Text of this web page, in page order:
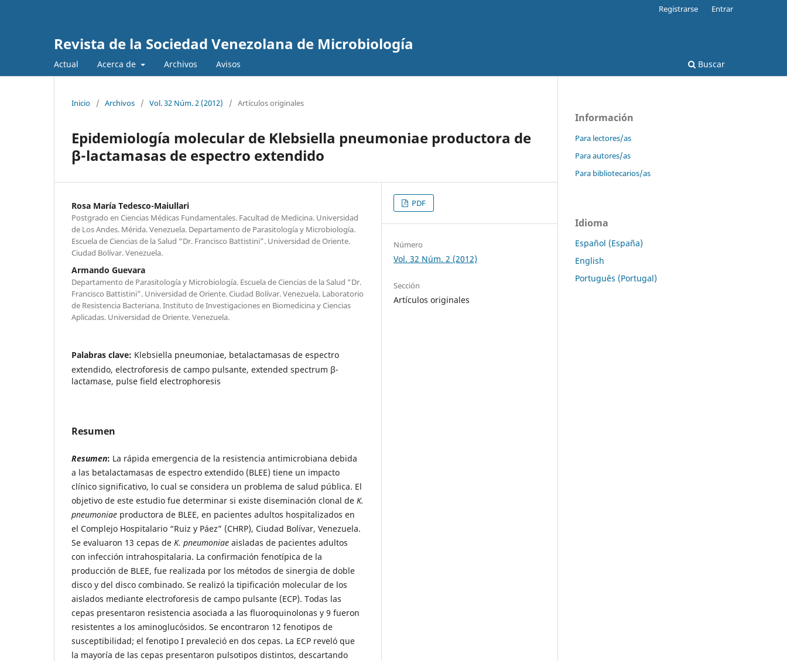
Revista de la Sociedad Venezolana de Microbiología
Actual Acerca de Archivos Avisos Buscar
Registrarse Entrar
Inicio / Archivos / Vol. 32 Núm. 2 (2012) / Artículos originales
Epidemiología molecular de Klebsiella pneumoniae productora de
β-lactamasas de espectro extendido
Rosa María Tedesco-Maiullari
Postgrado en Ciencias Médicas Fundamentales. Facultad de Medicina. Universidad
de Los Andes. Mérida. Venezuela. Departamento de Parasitología y Microbiología.
Escuela de Ciencias de la Salud “Dr. Francisco Battistini”. Universidad de Oriente.
Ciudad Bolívar. Venezuela.
Armando Guevara
Departamento de Parasitología y Microbiología. Escuela de Ciencias de la Salud “Dr.
Francisco Battistini”. Universidad de Oriente. Ciudad Bolívar. Venezuela. Laboratorio
de Resistencia Bacteriana. Instituto de Investigaciones en Biomedicina y Ciencias
Aplicadas. Universidad de Oriente. Venezuela.
Palabras clave: Klebsiella pneumoniae, betalactamasas de espectro
extendido, electroforesis de campo pulsante, extended spectrum β-
lactamase, pulse field electrophoresis
Resumen
Resumen: La rápida emergencia de la resistencia antimicrobiana debida
a las betalactamasas de espectro extendido (BLEE) tiene un impacto
clínico significativo, lo cual se considera un problema de salud pública. El
objetivo de este estudio fue determinar si existe diseminación clonal de K.
pneumoniae productora de BLEE, en pacientes adultos hospitalizados en
el Complejo Hospitalario “Ruiz y Páez” (CHRP), Ciudad Bolívar, Venezuela.
Se evaluaron 13 cepas de K. pneumoniae aisladas de pacientes adultos
con infección intrahospitalaria. La confirmación fenotípica de la
producción de BLEE, fue realizada por los métodos de sinergia de doble
disco y del disco combinado. Se realizó la tipificación molecular de los
aislados mediante electroforesis de campo pulsante (ECP). Todas las
cepas presentaron resistencia asociada a las fluoroquinolonas y 9 fueron
resistentes a los aminoglucósidos. Se encontraron 12 fenotipos de
susceptibilidad; el fenotipo I prevaleció en dos cepas. La ECP reveló que
la mayoría de las cepas presentaron pulsotipos distintos, descartando
PDF
Número
Vol. 32 Núm. 2 (2012)
Sección
Artículos originales
Información
Para lectores/as
Para autores/as
Para bibliotecarios/as
Idioma
Español (España)
English
Português (Portugal)